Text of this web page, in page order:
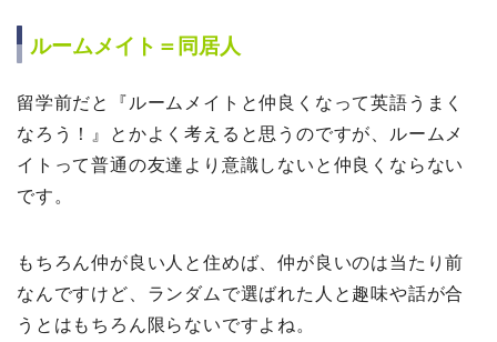
ルームメイト＝同居人
留学前だと『ルームメイトと仲良くなって英語うまく
なろう！』とかよく考えると思うのですが、ルームメ
イトって普通の友達より意識しないと仲良くならない
です。
もちろん仲が良い人と住めば、仲が良いのは当たり前
なんですけど、ランダムで選ばれた人と趣味や話が合
うとはもちろん限らないですよね。